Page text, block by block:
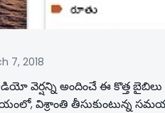
7, 2018
వెర్షన్ని అందించే ఈ కొత్త
విశ్రాంతి